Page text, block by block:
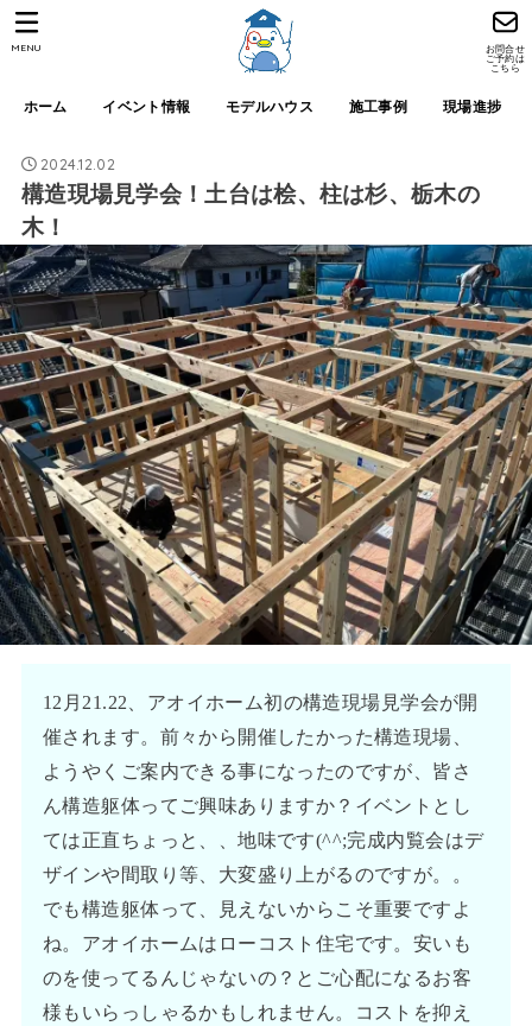
ホーム イベント情報 モデルハウス 施工事例 現場進捗
お問合せ
ご予約は
こちら
MENU
2024.12.02
構造現場見学会！土台は桧、柱は杉、栃木の
木！
12月21.22、アオイホーム初の構造現場見学会が開
催されます。前々から開催したかった構造現場、
ようやくご案内できる事になったのですが、皆さ
ん構造躯体ってご興味ありますか？イベントとし
ては正直ちょっと、、地味です(^^;完成内覧会はデ
ザインや間取り等、大変盛り上がるのですが。。
でも構造躯体って、見えないからこそ重要ですよ
ね。アオイホームはローコスト住宅です。安いも
のを使ってるんじゃないの？とご心配になるお客
様もいらっしゃるかもしれません。コストを抑え